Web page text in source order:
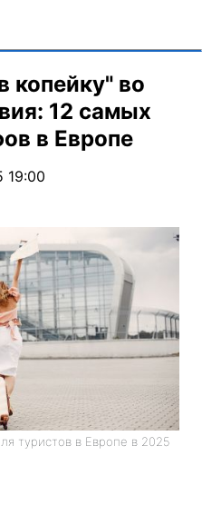
копейку" во
12 самых
в Европе
19:00
туристов в Европе в 2025